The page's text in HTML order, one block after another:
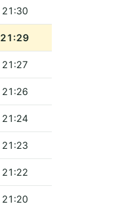
21:30
21:29
21:27
21:26
21:24
21:23
21:22
21:20